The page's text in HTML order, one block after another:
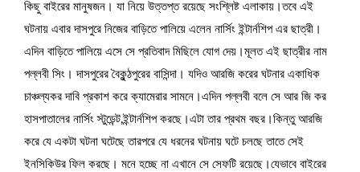
কিছু বাইরের মানুষজন। যা নিয়ে উত্তপ্ত রয়েছে সংশ্লিষ্ট এলাকায়।তবে এই
ঘটনায় এবার দাসপুরে নিজের বাড়িতে পালিয়ে এলেন নার্সিং ইন্টার্নশিপ এর ছাত্রী।
এদিন বাড়িতে পালিয়ে এসে সে প্রতিবাদ মিছিলে যোগ দেয়।মূলত এই ছাত্রীর নাম
পল্লবী সিং। দাসপুরের বৈকুন্ঠপুরের বাসিন্দা। যদিও আরজি করের ঘটনার একাধিক
চাঞ্চল্যকর দাবি প্রকাশ করে ক্যামেরার সামনে।এদিন পল্লবী বলে সে আর জি কর
হাসপাতালের নার্সিং স্টুডেন্ট,ইন্টার্নশিপ করছে।এটা তার প্রথম বছর।কিন্তু আরজি
করে যে একটা ঘটনা ঘটেছে তারপরে যে ধরনের ঘটনায় ঘটে চলছে তাতে সেই
ইনসিকিউর ফিল করছে। মনে হচ্ছে না এখানে সে সেফটি রয়েছে।যেভাবে বাইরের